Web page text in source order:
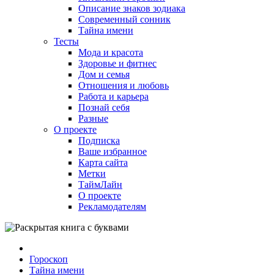
Описание знаков зодиака
Современный сонник
Тайна имени
Тесты
Мода и красота
Здоровье и фитнес
Дом и семья
Отношения и любовь
Работа и карьера
Познай себя
Разные
О проекте
Подписка
Ваше избранное
Карта сайта
Метки
ТаймЛайн
О проекте
Рекламодателям
Гороскоп
Тайна имени